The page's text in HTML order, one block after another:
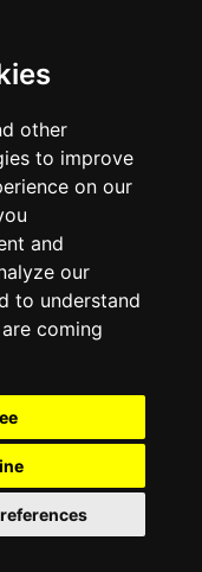
other
to improve
on our
and
our
to understand
coming
|17 Usuarios online
de
por capricho,
capaz de
a tu nuevo
Contacto